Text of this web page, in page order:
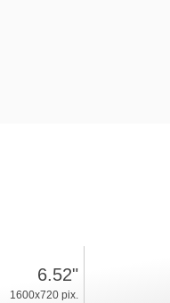
6.52"
1600x720 pix.